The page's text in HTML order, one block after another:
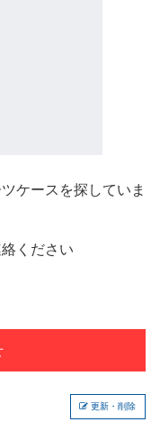
ケースを探していま
ください
更新・削除